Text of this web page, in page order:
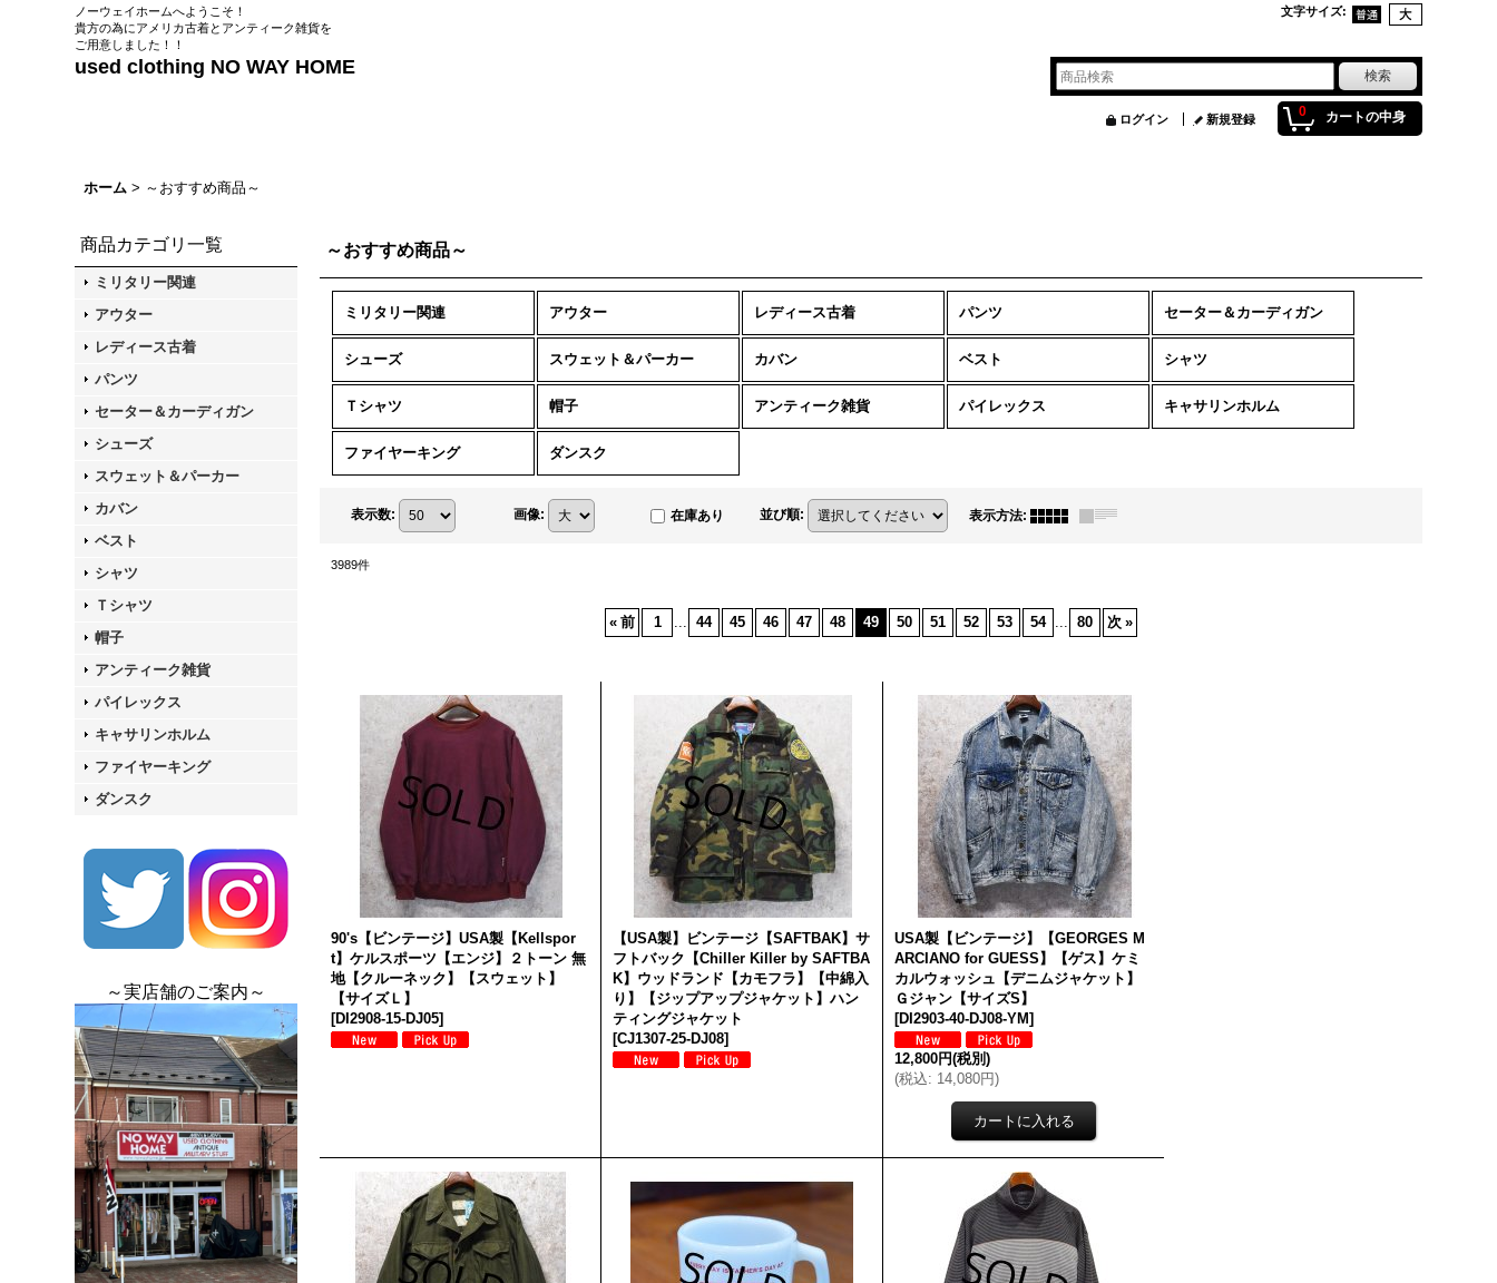
ノーウェイホームへようこそ！
貴方の為にアメリカ古着とアンティーク雑貨を
ご用意しました！！
文字サイズ:
used clothing NO WAY HOME
0 カートの中身
ログイン 新規登録
ホーム > ～おすすめ商品～
商品カテゴリ一覧
ミリタリー関連
アウター
レディース古着
パンツ
セーター＆カーディガン
シューズ
スウェット＆パーカー
カバン
ベスト
シャツ
Ｔシャツ
帽子
アンティーク雑貨
パイレックス
キャサリンホルム
ファイヤーキング
ダンスク
～実店舗のご案内～
～おすすめ商品～
ミリタリー関連 アウター レディース古着 パンツ セーター＆カーディガン
シューズ スウェット＆パーカー カバン ベスト シャツ
Ｔシャツ 帽子 アンティーク雑貨 パイレックス キャサリンホルム
ファイヤーキング ダンスク
表示数: 画像: 在庫あり 並び順: 表示方法:
3989件
« 前 1 ... 44 45 46 47 48 49 50 51 52 53 54 ... 80 次 »
90's【ビンテージ】USA製【Kellspor
t】ケルスポーツ【エンジ】２トーン 無
地【クルーネック】【スウェット】
【サイズＬ】
[DI2908-15-DJ05]
【USA製】ビンテージ【SAFTBAK】サ
フトバック【Chiller Killer by SAFTBA
K】ウッドランド【カモフラ】【中綿入
り】【ジップアップジャケット】ハン
ティングジャケット
[CJ1307-25-DJ08]
USA製【ビンテージ】【GEORGES M
ARCIANO for GUESS】【ゲス】ケミ
カルウォッシュ【デニムジャケット】
Ｇジャン【サイズS】
[DI2903-40-DJ08-YM]
12,800円(税別)
(税込: 14,080円)